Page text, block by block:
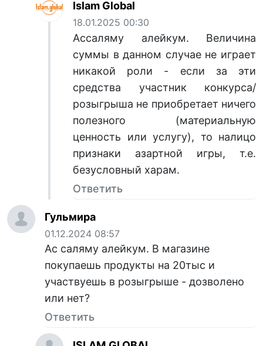
Islam Global
18.01.2025 00:30
Ассаляму алейкум. Величина
суммы в данном случае не играет
никакой роли - если за эти
средства участник конкурса/
розыгрыша не приобретает ничего
полезного (материальную
ценность или услугу), то налицо
признаки азартной игры, т.е.
безусловный харам.
Ответить
Гульмира
01.12.2024 08:57
Ас саляму алейкум. В магазине
покупаешь продукты на 20тыс и
участвуешь в розыгрыше - дозволено
или нет?
Ответить